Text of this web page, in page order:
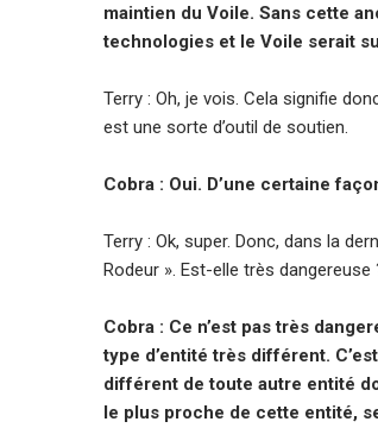
maintien du Voile. Sans cette
technologies et le Voile serait
Terry : Oh, je vois. Cela signifie
est une sorte d’outil de soutien.
Cobra : Oui. D’une certaine
Terry : Ok, super. Donc, dans la
Rodeur ». Est-elle très
Cobra : Ce n’est pas très
type d’entité très différent.
différent de toute autre entité
le plus proche de cette entité,